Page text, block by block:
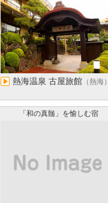
熱海温泉 古屋旅館 （熱海）
「和の真髄」を愉しむ宿